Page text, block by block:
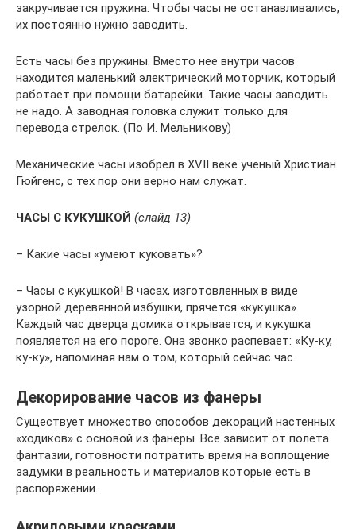
закручивается пружина. Чтобы часы не останавливались,
их постоянно нужно заводить.
Есть часы без пружины. Вместо нее внутри часов
находится маленький электрический моторчик, который
работает при помощи батарейки. Такие часы заводить
не надо. А заводная головка служит только для
перевода стрелок. (По И. Мельникову)
Механические часы изобрел в XVII веке ученый Христиан
Гюйгенс, с тех пор они верно нам служат.
ЧАСЫ С КУКУШКОЙ (слайд 13)
– Какие часы «умеют куковать»?
– Часы с кукушкой! В часах, изготовленных в виде
узорной деревянной избушки, прячется «кукушка».
Каждый час дверца домика открывается, и кукушка
появляется на его пороге. Она звонко распевает: «Ку-ку,
ку-ку», напоминая нам о том, который сейчас час.
Декорирование часов из фанеры
Существует множество способов декораций настенных
«ходиков» с основой из фанеры. Все зависит от полета
фантазии, готовности потратить время на воплощение
задумки в реальность и материалов которые есть в
распоряжении.